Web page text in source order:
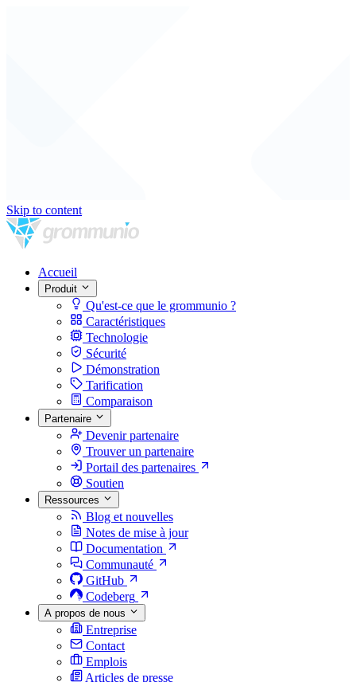
Skip to content
Accueil
Produit
Qu'est-ce que le grommunio ?
Caractéristiques
Technologie
Sécurité
Démonstration
Tarification
Comparaison
Partenaire
Devenir partenaire
Trouver un partenaire
Portail des partenaires
Soutien
Ressources
Blog et nouvelles
Notes de mise à jour
Documentation
Communauté
GitHub
Codeberg
A propos de nous
Entreprise
Contact
Emplois
Articles de presse